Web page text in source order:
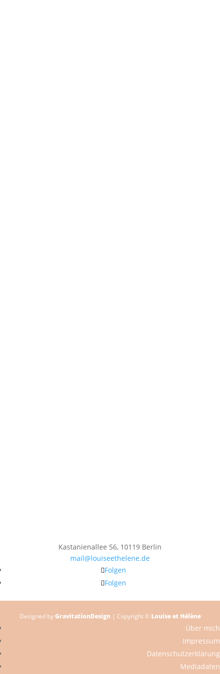
Kastanienallee 56, 10119 Berlin
mail@louiseethelene.de
Folgen
Folgen
Designed byGravitationDesign | Copyright © Louise et Hélène
Über mich
Impressum
Datenschutzerklärung
Mediadaten